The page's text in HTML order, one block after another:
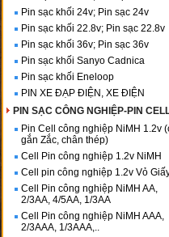
Pin sạc khối 24v; Pin sạc 24v
Pin sạc khối 22.8v; Pin sạc 22.8v
Pin sạc khối 36v; Pin sạc 36v
Pin sạc khối Sanyo Cadnica
Pin sạc khối Eneloop
PIN XE ĐẠP ĐIỆN, XE ĐIỆN
PIN SẠC CÔNG NGHIỆP-PIN
Pin Cell công nghiệp NiMH 1.2v
gắn Zắc, chân thép)
Cell Pin công nghiệp 1.2v NiMH
Cell pin công nghiệp 1.2v Vỏ
Cell Pin công nghiệp NiMH AA,
2/3AA, 4/5AA, 1/3AA
Cell Pin công nghiệp NiMH AAA,
2/3AAA, 1/3AAA,..